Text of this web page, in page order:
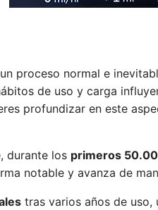
proceso normal e
de uso y carga
profundizar en este
durante los primeros
notable y avanza de
tras varios años de uso,